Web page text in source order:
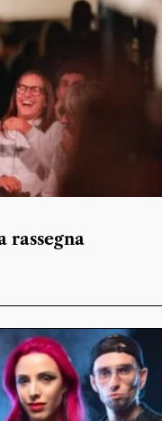
rassegna